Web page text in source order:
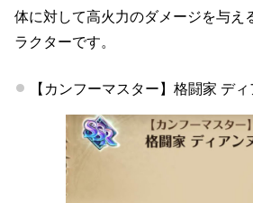
体に対して高火力のダメージを与え
ラクターです。
【カンフーマスター】格闘家 ディ